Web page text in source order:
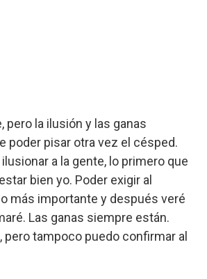
pero la ilusión y las ganas
poder pisar otra vez el césped.
a la gente, lo primero que
bien yo. Poder exigir al
más importante y después veré
Las ganas siempre están.
pero tampoco puedo confirmar al